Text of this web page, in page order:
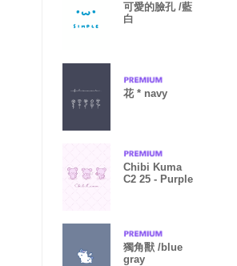
可愛的臉孔 /藍
白
花 * navy
Chibi Kuma
C2 25 - Purple
獨角獸 /blue
gray